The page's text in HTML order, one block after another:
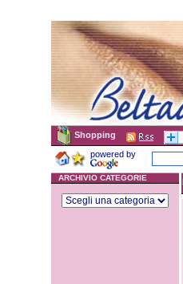
Shopping
powered by
ARCHIVIO CATEGORIE